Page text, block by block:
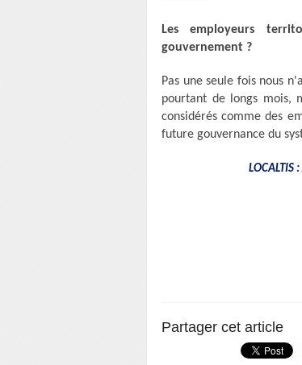
Les employeurs
gouvernement ?
Pas une seule fois nous
pourtant de longs mois,
considérés comme des
future gouvernance du
Partager cet article